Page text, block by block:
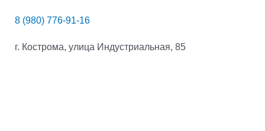
8 (980) 776-91-16
г. Кострома, улица Индустриальная, 85